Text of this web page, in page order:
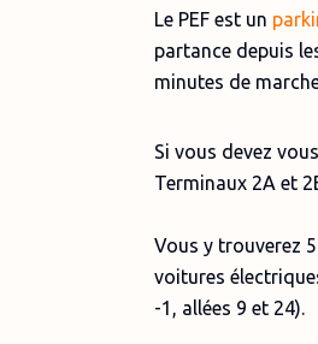
Le PEF est un
partance depuis
minutes de
Si vous devez
Terminaux 2A et
Vous y trouverez
voitures
-1, allées 9 et 24).